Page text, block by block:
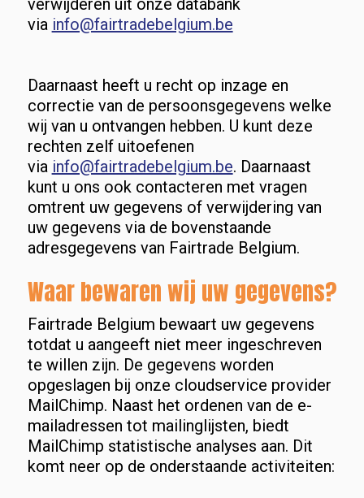
verwijderen uit onze databank
via info@fairtradebelgium.be
Daarnaast heeft u recht op inzage en
correctie van de persoonsgegevens welke
wij van u ontvangen hebben. U kunt deze
rechten zelf uitoefenen
via info@fairtradebelgium.be. Daarnaast
kunt u ons ook contacteren met vragen
omtrent uw gegevens of verwijdering van
uw gegevens via de bovenstaande
adresgegevens van Fairtrade Belgium.
Waar bewaren wij uw gegevens?
Fairtrade Belgium bewaart uw gegevens
totdat u aangeeft niet meer ingeschreven
te willen zijn. De gegevens worden
opgeslagen bij onze cloudservice provider
MailChimp. Naast het ordenen van de e-
mailadressen tot mailinglijsten, biedt
MailChimp statistische analyses aan. Dit
komt neer op de onderstaande activiteiten: